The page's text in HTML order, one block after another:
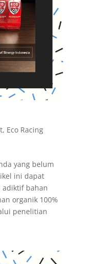
, Eco Racing
yang belum
ini dapat
adiktif bahan
organik 100%
penelitian